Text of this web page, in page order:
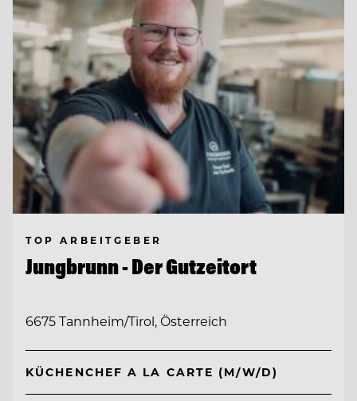
TOP ARBEITGEBER
Jungbrunn - Der Gutzeitort
6675 Tannheim/Tirol, Österreich
KÜCHENCHEF A LA CARTE (M/W/D)